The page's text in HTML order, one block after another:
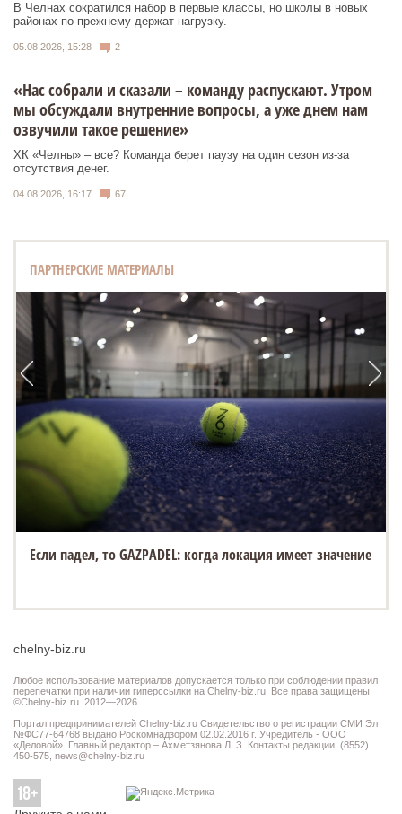
В Челнах сократился набор в первые классы, но школы в новых
районах по-прежнему держат нагрузку.
05.08.2026, 15:28 2
«Нас собрали и сказали – команду распускают. Утром
мы обсуждали внутренние вопросы, а уже днем нам
озвучили такое решение»
ХК «Челны» – все? Команда берет паузу на один сезон из-за
отсутствия денег.
04.08.2026, 16:17 67
ПАРТНЕРСКИЕ МАТЕРИАЛЫ
Если падел, то GAZPADEL: когда локация имеет значение
chelny-biz.ru
Любое использование материалов допускается только при соблюдении правил
перепечатки при наличии гиперссылки на Chelny-biz.ru. Все права защищены
©Chelny-biz.ru. 2012—2026.
Портал предпринимателей Chelny-biz.ru Свидетельство о регистрации СМИ Эл
№ФС77-64768 выдано Роскомнадзором 02.02.2016 г. Учредитель - ООО
«Деловой». Главный редактор – Ахметзянова Л. З. Контакты редакции: (8552)
450-575, news@chelny-biz.ru